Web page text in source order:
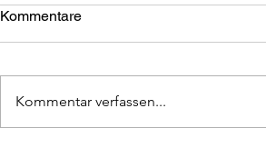
Kommentare
Kommentar verfassen...